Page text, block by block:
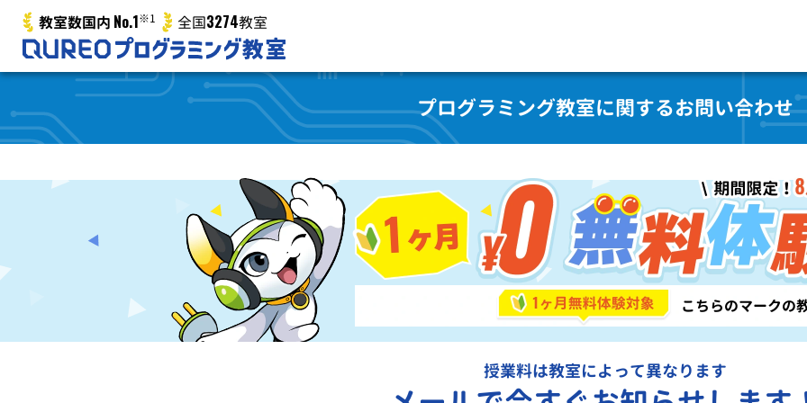
教室数国内 No.1※1 全国3274教室
プログラミング教室に関するお問い合わせ
授業料は教室によって異なります